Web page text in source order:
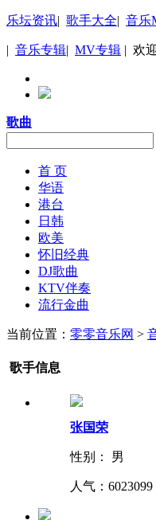
乐坛资讯| 歌手大全| 音乐
| 音乐专辑| MV专辑 | 欢
歌曲
首 页
华语
港台
日韩
欧美
怀旧经典
DJ歌曲
KTV伴奏
流行金曲
当前位置： 零零音乐网 >
歌手信息
张国荣
性别： 男
人气： 6023099